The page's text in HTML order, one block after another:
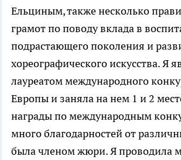
Ельциным, также несколько
грамот по поводу вклада в
подрастающего поколения и
хореографического искусства. Я
лауреатом международного
Европы и заняла на нем 1 и 2
награды по международным
много благодарностей от
была членом жюри. Я проводила